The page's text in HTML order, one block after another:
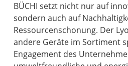
BÜCHI setzt nicht nur auf
sondern auch auf
Ressourcenschonung. Der
andere Geräte im Sortiment
Engagement des